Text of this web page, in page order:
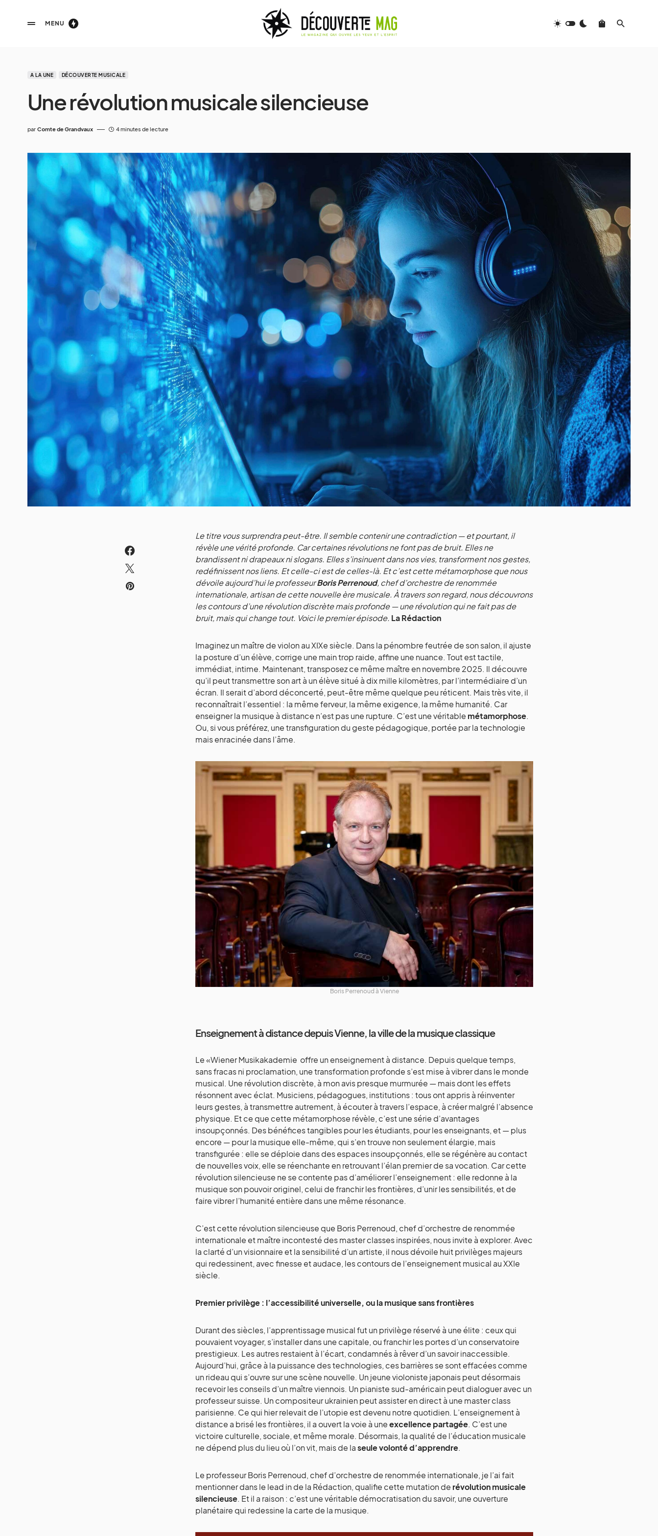
MENU
A LA UNE DÉCOUVERTE MUSICALE
Une révolution musicale silencieuse
par Comte de Grandvaux 4 minutes de lecture
Le titre vous surprendra peut-être. Il semble contenir une contradiction — et pourtant, il
révèle une vérité profonde. Car certaines révolutions ne font pas de bruit. Elles ne
brandissent ni drapeaux ni slogans. Elles s’insinuent dans nos vies, transforment nos gestes,
redéfinissent nos liens. Et celle-ci est de celles-là. Et c’est cette métamorphose que nous
dévoile aujourd’hui le professeurBoris Perrenoud, chef d’orchestre de renommée
internationale, artisan de cette nouvelle ère musicale. À travers son regard, nous découvrons
les contours d’une révolution discrète mais profonde — une révolution qui ne fait pas de
bruit, mais qui change tout. Voici le premier épisode. La Rédaction
Imaginez un maître de violon au XIXe siècle. Dans la pénombre feutrée de son salon, il ajuste
la posture d’un élève, corrige une main trop raide, affine une nuance. Tout est tactile,
immédiat, intime. Maintenant, transposez ce même maître en novembre 2025. Il découvre
qu’il peut transmettre son art à un élève situé à dix mille kilomètres, par l’intermédiaire d’un
écran. Il serait d’abord déconcerté, peut-être même quelque peu réticent. Mais très vite, il
reconnaîtrait l’essentiel : la même ferveur, la même exigence, la même humanité. Car
enseigner la musique à distance n’est pas une rupture. C’est une véritable métamorphose.
Ou, si vous préférez, une transfiguration du geste pédagogique, portée par la technologie
mais enracinée dans l’âme.
Boris Perrenoud à Vienne
Enseignement à distance depuis Vienne, la ville de la musique classique
Le «Wiener Musikakademie offre un enseignement à distance. Depuis quelque temps,
sans fracas ni proclamation, une transformation profonde s’est mise à vibrer dans le monde
musical. Une révolution discrète, à mon avis presque murmurée — mais dont les effets
résonnent avec éclat. Musiciens, pédagogues, institutions : tous ont appris à réinventer
leurs gestes, à transmettre autrement, à écouter à travers l’espace, à créer malgré l’absence
physique. Et ce que cette métamorphose révèle, c’est une série d’avantages
insoupçonnés. Des bénéfices tangibles pour les étudiants, pour les enseignants, et — plus
encore — pour la musique elle-même, qui s’en trouve non seulement élargie, mais
transfigurée : elle se déploie dans des espaces insoupçonnés, elle se régénère au contact
de nouvelles voix, elle se réenchante en retrouvant l’élan premier de sa vocation. Car cette
révolution silencieuse ne se contente pas d’améliorer l’enseignement : elle redonne à la
musique son pouvoir originel, celui de franchir les frontières, d’unir les sensibilités, et de
faire vibrer l’humanité entière dans une même résonance.
C’est cette révolution silencieuse que Boris Perrenoud, chef d’orchestre de renommée
internationale et maître incontesté des master classes inspirées, nous invite à explorer. Avec
la clarté d’un visionnaire et la sensibilité d’un artiste, il nous dévoile huit privilèges majeurs
qui redessinent, avec finesse et audace, les contours de l’enseignement musical au XXIe
siècle.
Premier privilège : l’accessibilité universelle, ou la musique sans frontières
Durant des siècles, l’apprentissage musical fut un privilège réservé à une élite : ceux qui
pouvaient voyager, s’installer dans une capitale, ou franchir les portes d’un conservatoire
prestigieux. Les autres restaient à l’écart, condamnés à rêver d’un savoir inaccessible.
Aujourd’hui, grâce à la puissance des technologies, ces barrières se sont effacées comme
un rideau qui s’ouvre sur une scène nouvelle. Un jeune violoniste japonais peut désormais
recevoir les conseils d’un maître viennois. Un pianiste sud-américain peut dialoguer avec un
professeur suisse. Un compositeur ukrainien peut assister en direct à une master class
parisienne. Ce qui hier relevait de l’utopie est devenu notre quotidien. L’enseignement à
distance a brisé les frontières, il a ouvert la voie à uneexcellence partagée. C’est une
victoire culturelle, sociale, et même morale. Désormais, la qualité de l’éducation musicale
ne dépend plus du lieu où l’on vit, mais de laseule volonté d’apprendre.
Le professeur Boris Perrenoud, chef d’orchestre de renommée internationale, je l’ai fait
mentionner dans le lead in de la Rédaction, qualifie cette mutation de révolution musicale
silencieuse. Et il a raison : c’est une véritable démocratisation du savoir, une ouverture
planétaire qui redessine la carte de la musique.